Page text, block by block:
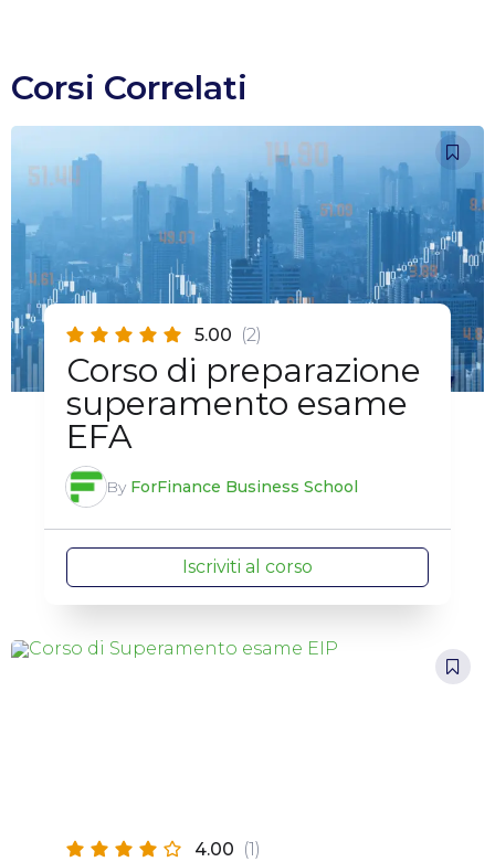
Corsi Correlati
5.00 (2)
Corso di preparazione
superamento esame
EFA
By ForFinance Business School
Iscriviti al corso
4.00 (1)